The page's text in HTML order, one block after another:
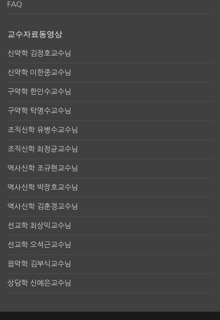
FAQ
교수자료동영상
신약학 김정호교수님
신약학 이한중교수님
구약학 한인수교수님
구약학 탁명수교수님
조직신학 유병수교수님
조직신학 최정균교수님
역사신학 조규현교수님
역사신학 박장호교수님
역사신학 김훈경교수님
선교학 최상익교수님
선교학 오석근교수님
음악학 김부식교수님
상담학 신예은교수님